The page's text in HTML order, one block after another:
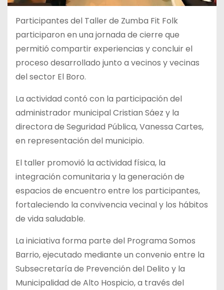
Participantes del Taller de Zumba Fit Folk
participaron en una jornada de cierre que
permitió compartir experiencias y concluir el
proceso desarrollado junto a vecinos y vecinas
del sector El Boro.
La actividad contó con la participación del
administrador municipal Cristian Sáez y la
directora de Seguridad Pública, Vanessa Cartes,
en representación del municipio.
El taller promovió la actividad física, la
integración comunitaria y la generación de
espacios de encuentro entre los participantes,
fortaleciendo la convivencia vecinal y los hábitos
de vida saludable.
La iniciativa forma parte del Programa Somos
Barrio, ejecutado mediante un convenio entre la
Subsecretaría de Prevención del Delito y la
Municipalidad de Alto Hospicio, a través del